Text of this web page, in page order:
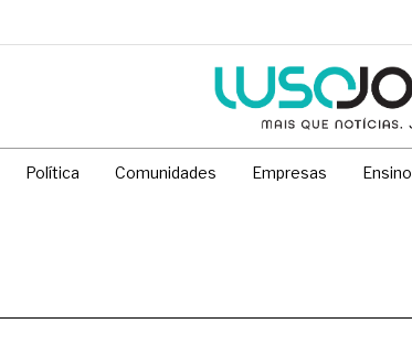
Política Comunidades Empresas Ensino